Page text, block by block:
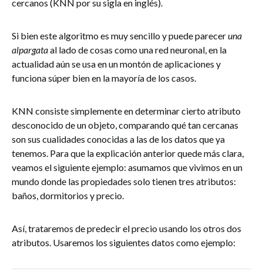
cercanos (KNN por su sigla en inglés).
Si bien este algoritmo es muy sencillo y puede pareceruna
alpargataal lado de cosas como una red neuronal, en la
actualidad aún se usa en un montón de aplicaciones y
funciona súper bien en la mayoría de los casos.
KNN consiste simplemente en determinar cierto atributo
desconocido de un objeto, comparando qué tan cercanas
son sus cualidades conocidas a las de los datos que ya
tenemos. Para que la explicación anterior quede más clara,
veamos el siguiente ejemplo: asumamos que vivimos en un
mundo donde las propiedades solo tienen tres atributos:
baños, dormitorios y precio.
Así, trataremos de predecir el precio usando los otros dos
atributos. Usaremos los siguientes datos como ejemplo: